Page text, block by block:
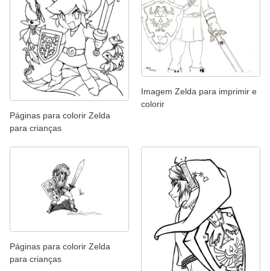
Páginas para colorir Zelda
para crianças
Imagem Zelda para imprimir e
colorir
Páginas para colorir Zelda
para crianças